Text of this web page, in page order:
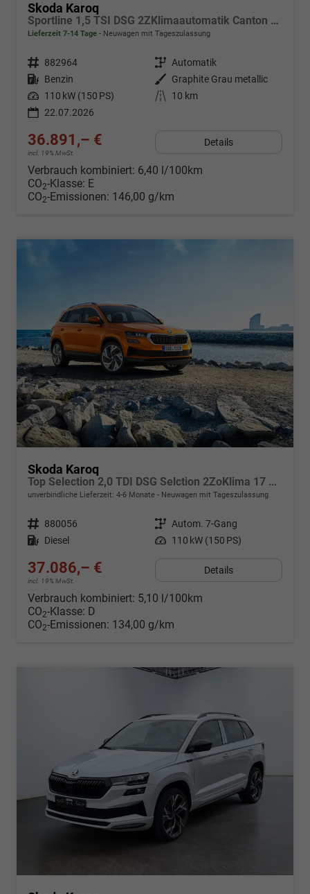
Skoda Karoq
Sportline 1,5 TSI DSG 2ZKlimaautomatik Canton Anhängerkupplung Totewinkel Assistent 2 x Einparkhilfe Kamera 19 Zoll Felgen adaptiver Tempomat 5J Garantie
Lieferzeit 7-14 Tage Neuwagen mit Tageszulassung
Fahrzeugnr. 882964 Getriebe Automatik
Kraftstoff Benzin Außenfarbe
Graphite Grau metallic
Leistung 110 kW (150 PS) Kilometerstand
10 km
22.07.2026
36.891,– €
incl. 19% MwSt.
Details
Verbrauch kombiniert: 6,40 l/100km
CO2-Klasse: E
CO2-Emissionen: 146,00 g/km
Skoda Karoq
Top Selection 2,0 TDI DSG Selction 2ZoKlima 17 Zoll Alu Felgen 5J Garantie Sitzheizung Matrix ACC
unverbindliche Lieferzeit: 4-6 Monate Neuwagen mit Tageszulassung
Fahrzeugnr. 880056 Getriebe Autom. 7-Gang
Kraftstoff Diesel Leistung 110 kW (150 PS)
37.086,– €
incl. 19% MwSt.
Details
Verbrauch kombiniert: 5,10 l/100km
CO2-Klasse: D
CO2-Emissionen: 134,00 g/km